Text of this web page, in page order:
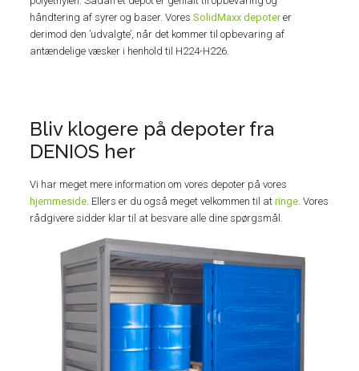
håndtering af syrer og baser. VoresSolidMaxx depoterer
derimod den ’udvalgte’, når det kommer til opbevaring af
antændelige væsker i henhold til H224-H226.
Bliv klogere på depoter fra
DENIOS her
Vi har meget mere information om vores depoter på vores
hjemmeside. Ellers er du også meget velkommen til atringe. Vores
rådgivere sidder klar til at besvare alle dine spørgsmål.